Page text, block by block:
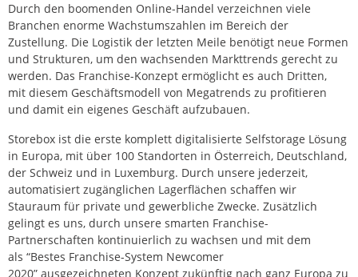
Durch den boomenden Online-Handel verzeichnen viele
Branchen enorme Wachstumszahlen im Bereich der
Zustellung. Die Logistik der letzten Meile benötigt neue Formen
und Strukturen, um den wachsenden Markttrends gerecht zu
werden. Das Franchise-Konzept ermöglicht es auch Dritten,
mit diesem Geschäftsmodell von Megatrends zu profitieren
und damit ein eigenes Geschäft aufzubauen.
Storebox ist die erste komplett digitalisierte Selfstorage Lösung
in Europa, mit über 100 Standorten in Österreich, Deutschland,
der Schweiz und in Luxemburg. Durch unsere jederzeit,
automatisiert zugänglichen Lagerflächen schaffen wir
Stauraum für private und gewerbliche Zwecke. Zusätzlich
gelingt es uns, durch unsere smarten Franchise-
Partnerschaften kontinuierlich zu wachsen und mit dem
als “Bestes Franchise-System Newcomer
2020” ausgezeichneten Konzept zukünftig nach ganz Europa zu